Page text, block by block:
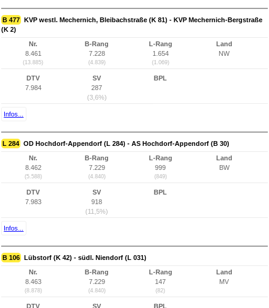
B 477 KVP westl. Mechernich, Bleibachstraße (K 81) - KVP Mechernich-Bergstraße
(K 2)
Nr.
8.461
(13.885)
B-Rang
7.228
(4.839)
L-Rang
1.654
(1.069)
Land
NW
DTV
7.984
SV
287
(3,6%)
BPL
Infos...
L 284 OD Hochdorf-Appendorf (L 284) - AS Hochdorf-Appendorf (B 30)
Nr.
8.462
(5.588)
B-Rang
7.229
(4.840)
L-Rang
999
(849)
Land
BW
DTV
7.983
SV
918
(11,5%)
BPL
Infos...
B 106 Lübstorf (K 42) - südl. Niendorf (L 031)
Nr.
8.463
(8.878)
B-Rang
7.229
(4.840)
L-Rang
147
(82)
Land
MV
DTV
SV
BPL